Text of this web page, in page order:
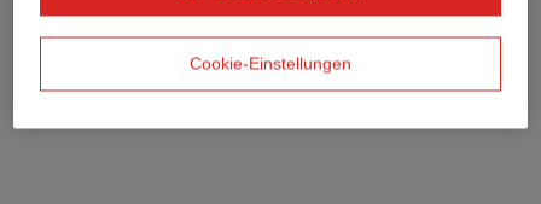
Cookie-Einstellungen